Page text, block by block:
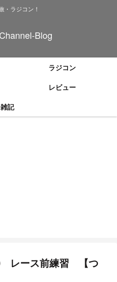
・ラジコン！
Blog
ラジコン
レビュー
雑記
レース前練習 【つ